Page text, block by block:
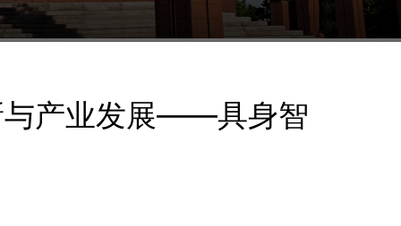
与产业发展——具身智